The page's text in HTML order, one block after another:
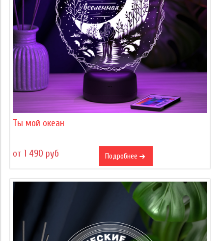
Ты мой океан
от 1 490 руб Подробнее